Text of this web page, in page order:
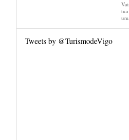
Tweets by @TurismodeVigo